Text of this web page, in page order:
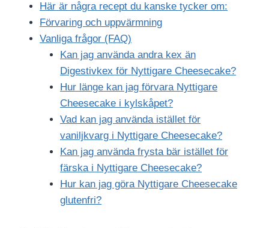
Här är några recept du kanske tycker om:
Förvaring och uppvärmning
Vanliga frågor (FAQ)
Kan jag använda andra kex än
Digestivkex för Nyttigare Cheesecake?
Hur länge kan jag förvara Nyttigare
Cheesecake i kylskåpet?
Vad kan jag använda istället för
vaniljkvarg i Nyttigare Cheesecake?
Kan jag använda frysta bär istället för
färska i Nyttigare Cheesecake?
Hur kan jag göra Nyttigare Cheesecake
glutenfri?